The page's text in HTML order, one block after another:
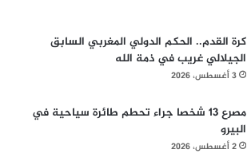
كرة القدم.. الحكم الدولي المغربي السابق
الجيلالي غريب في ذمة الله
3 أغسطس، 2026
مصرع 13 شخصا جراء تحطم طائرة سياحية في
البيرو
2 أغسطس، 2026